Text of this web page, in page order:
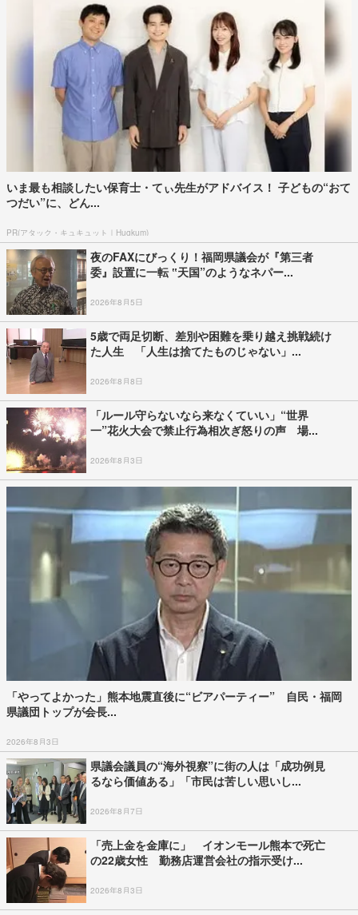
いま最も相談したい保育士・てぃ先生がアドバイス！ 子どもの“おて
つだい”に、どん...
PR(アタック・キュキュット｜Hugkum)
夜のFAXにびっくり！福岡県議会が『第三者
委』設置に一転 ‟天国”のようなネパー...
2026年8月5日
5歳で両足切断、差別や困難を乗り越え挑戦続け
た人生 「人生は捨てたものじゃない」...
2026年8月8日
「ルール守らないなら来なくていい」“世界
一”花火大会で禁止行為相次ぎ怒りの声 場...
2026年8月3日
「やってよかった」熊本地震直後に“ビアパーティー” 自民・福岡
県議団トップが会長...
2026年8月3日
県議会議員の“海外視察”に街の人は「成功例見
るなら価値ある」「市民は苦しい思いし...
2026年8月7日
「売上金を金庫に」 イオンモール熊本で死亡
の22歳女性 勤務店運営会社の指示受け...
2026年8月3日